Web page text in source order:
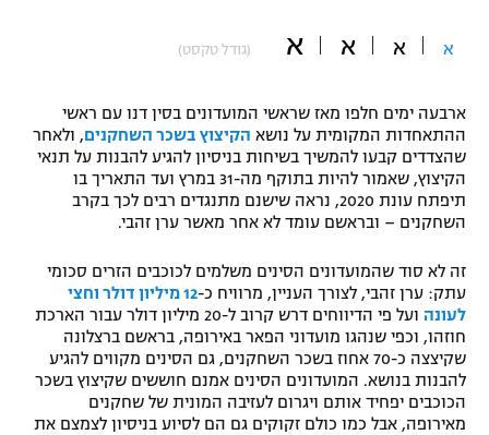
משתתפים וזוכים בפרסים
תקנון משתתפים וזוכים בפרסים
תקנון עבור פעילות אלקטרה
תקנון עבור פעילות ספורט 1 – "מרלן"
טניס
תנאי שימוש
מדיניות פרטיות
אופניים
כדורמים
פוטבול אמריקאי NFL
ספורט אתגרי ואקסטרים
אומנויות לחימה
גיימינג E-Sports
א א א א (גודל טקסט)
ארבעה ימים חלפו מאז שראשי המועדונים בסין דנו עם ראשי
ההתאחדות המקומית על נושא הקיצוץ בשכר השחקנים, ולאחר
שהצדדים קבעו להמשיך בשיחות בניסיון להגיע להבנות על תנאי
הקיצוץ, שאמור להיות בתוקף מה-31 במרץ ועד התאריך בו
תיפתח עונת 2020, נראה שישנם מתנגדים רבים לכך בקרב
השחקנים – ובראשם עומד לא אחר מאשר ערן זהבי.
זה לא סוד שהמועדונים הסינים משלמים לכוכבים הזרים סכומי
עתק: ערן זהבי, לצורך העניין, מרוויח כ-
12 מיליון דולר וחצי
לעונה
ועל פי הדיווחים דרש קרוב ל-20 מיליון דולר עבור הארכת
חוזהו, וכפי שנהגו מועדוני הפאר באירופה, בראשם ברצלונה
שקיצצה כ-70 אחוז בשכר השחקנים, גם הסינים מקווים להגיע
להבנות בנושא. המועדונים הסינים אמנם חוששים שקיצוץ בשכר
הכוכבים יפחיד אותם ויגרום לעזיבה המונית של שחקנים
מאירופה, אבל כמו כולם זקוקים גם הם לסיוע בניסיון לצמצם את